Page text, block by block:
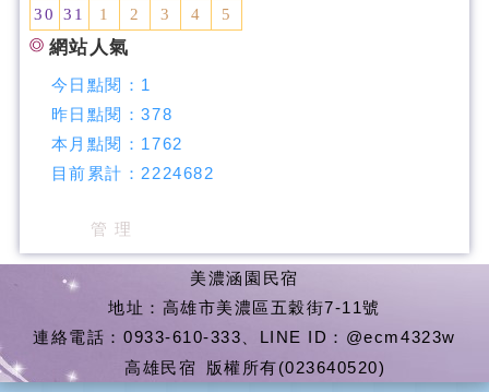
30
31 1 2 3 4 5
網站人氣
今日點閱： 1
昨日點閱：378
本月點閱： 1762
目前累計： 2224682
管 理
美濃涵園民宿
地址：高雄市美濃區五穀街7-11號
連絡電話：0933-610-333、LINE ID：@ecm4323w
高雄民宿 版權所有(023640520)